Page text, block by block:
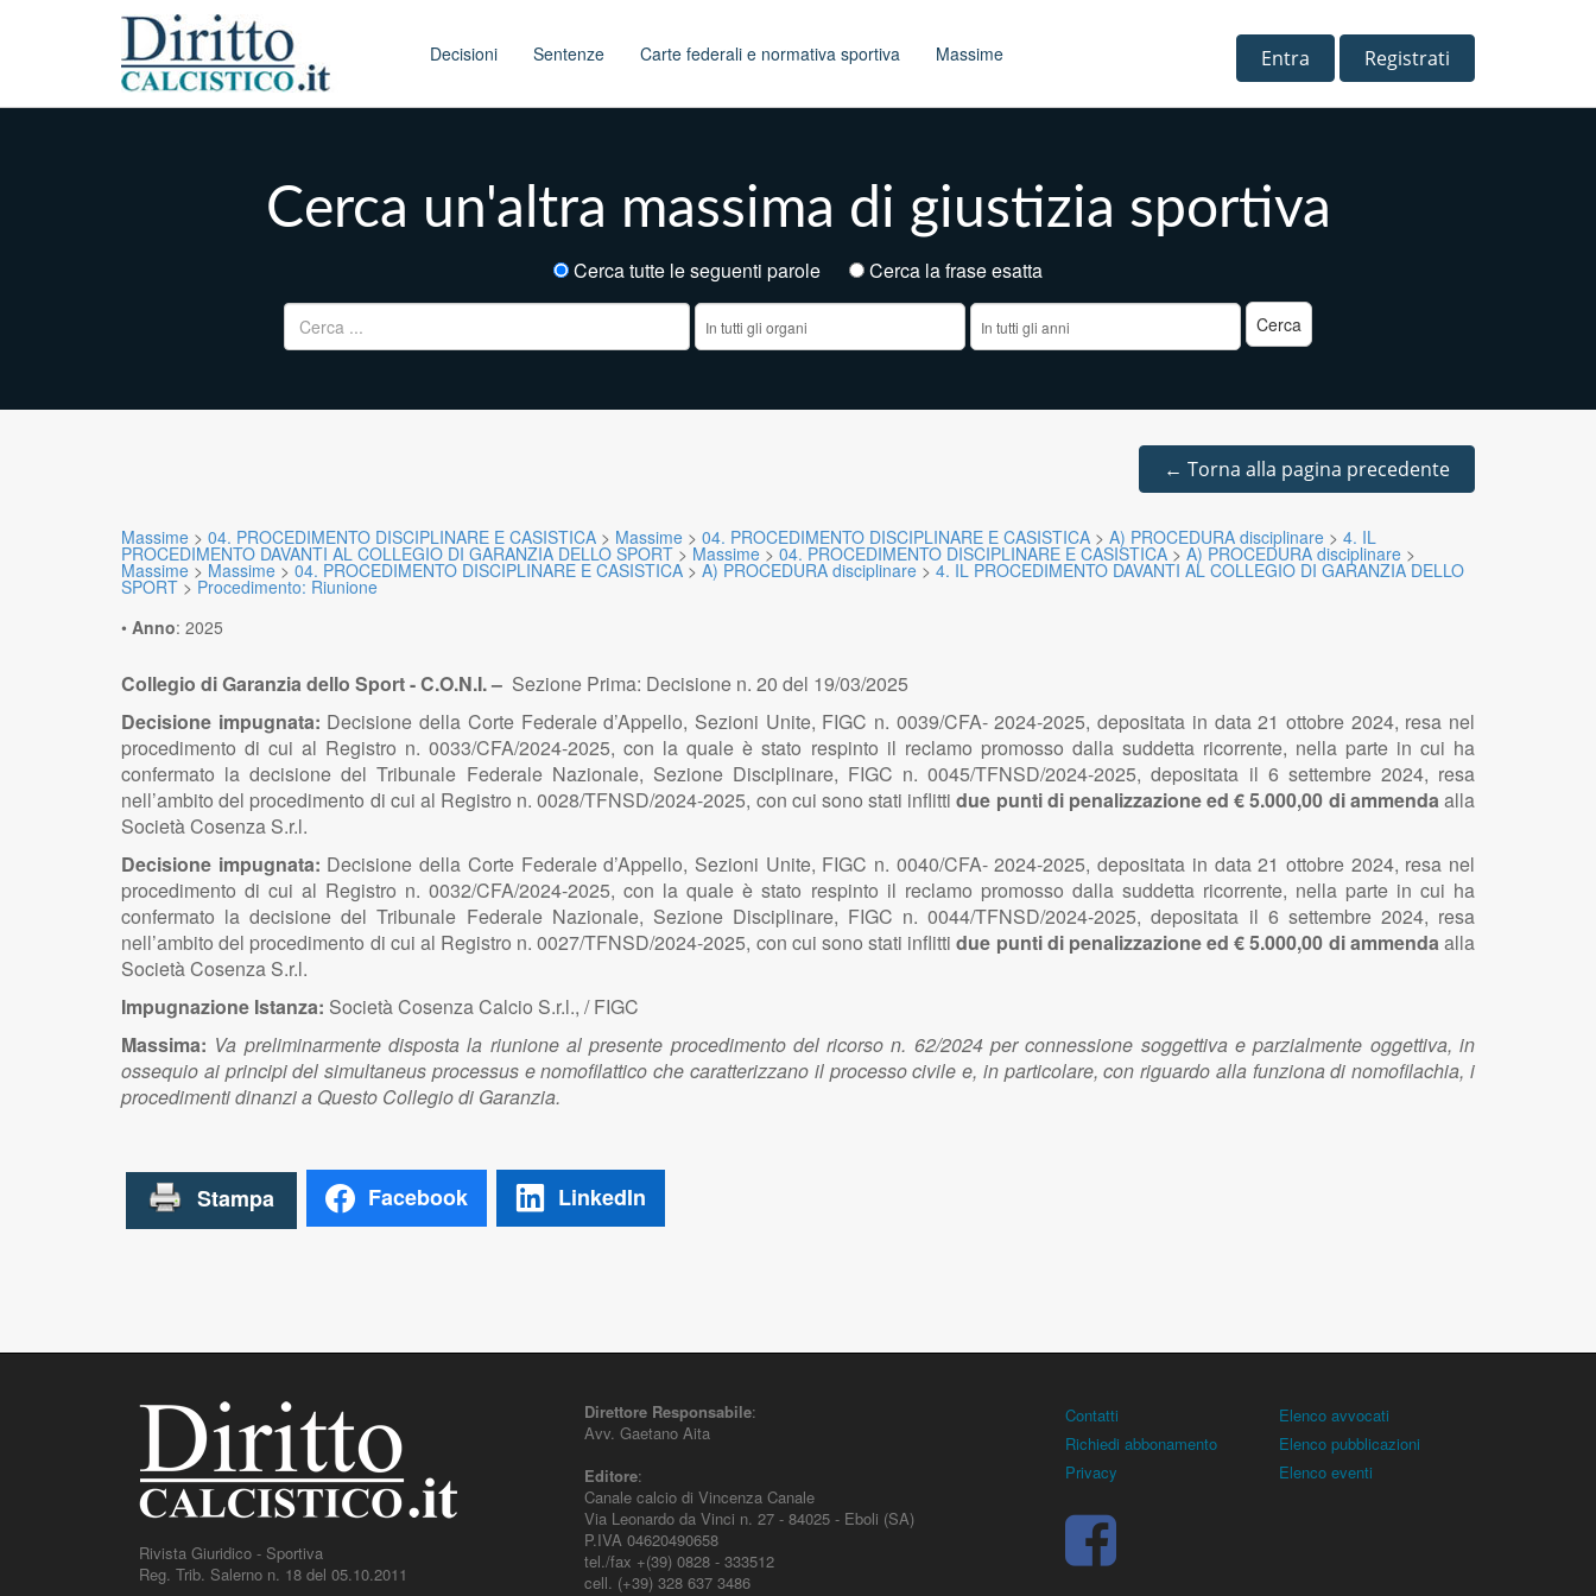
Main menu Decisioni Sentenze Carte federali e normativa sportiva Massime Entra Registrati
Cerca un'altra massima di giustizia sportiva
Cerca tutte le seguenti parole
Cerca la frase esatta
Ricerca per:
← Torna alla pagina precedente
Massime > 04. PROCEDIMENTO DISCIPLINARE E CASISTICA > Massime > 04. PROCEDIMENTO DISCIPLINARE E CASISTICA > A) PROCEDURA disciplinare > 4. IL
PROCEDIMENTO DAVANTI AL COLLEGIO DI GARANZIA DELLO SPORT >Massime > 04. PROCEDIMENTO DISCIPLINARE E CASISTICA > A) PROCEDURA disciplinare >
Massime > Massime > 04. PROCEDIMENTO DISCIPLINARE E CASISTICA > A) PROCEDURA disciplinare > 4. IL PROCEDIMENTO DAVANTI AL COLLEGIO DI GARANZIA DELLO
SPORT >Procedimento: Riunione
• Anno: 2025
Collegio di Garanzia dello Sport - C.O.N.I. – Sezione Prima: Decisione n. 20 del 19/03/2025
Decisione impugnata: Decisione della Corte Federale d’Appello, Sezioni Unite, FIGC n. 0039/CFA- 2024-2025, depositata in data 21 ottobre 2024, resa nel
procedimento di cui al Registro n. 0033/CFA/2024-2025, con la quale è stato respinto il reclamo promosso dalla suddetta ricorrente, nella parte in cui ha
confermato la decisione del Tribunale Federale Nazionale, Sezione Disciplinare, FIGC n. 0045/TFNSD/2024-2025, depositata il 6 settembre 2024, resa
nell’ambito del procedimento di cui al Registro n. 0028/TFNSD/2024-2025, con cui sono stati inflittidue punti di penalizzazione ed € 5.000,00 di ammendaalla
Società Cosenza S.r.l.
Decisione impugnata: Decisione della Corte Federale d’Appello, Sezioni Unite, FIGC n. 0040/CFA- 2024-2025, depositata in data 21 ottobre 2024, resa nel
procedimento di cui al Registro n. 0032/CFA/2024-2025, con la quale è stato respinto il reclamo promosso dalla suddetta ricorrente, nella parte in cui ha
confermato la decisione del Tribunale Federale Nazionale, Sezione Disciplinare, FIGC n. 0044/TFNSD/2024-2025, depositata il 6 settembre 2024, resa
nell’ambito del procedimento di cui al Registro n. 0027/TFNSD/2024-2025, con cui sono stati inflittidue punti di penalizzazione ed € 5.000,00 di ammendaalla
Società Cosenza S.r.l.
Impugnazione Istanza: Società Cosenza Calcio S.r.l., / FIGC
Massima: Va preliminarmente disposta la riunione al presente procedimento del ricorso n. 62/2024 per connessione soggettiva e parzialmente oggettiva, in
ossequio ai principi del simultaneus processus e nomofilattico che caratterizzano il processo civile e, in particolare, con riguardo alla funziona di nomofilachia, i
procedimenti dinanzi a Questo Collegio di Garanzia.
Facebook LinkedIn
Rivista Giuridico - Sportiva
Reg. Trib. Salerno n. 18 del 05.10.2011
Direttore Responsabile:
Avv. Gaetano Aita
Editore:
Canale calcio di Vincenza Canale
Via Leonardo da Vinci n. 27 - 84025 - Eboli (SA)
P.IVA 04620490658
tel./fax +(39) 0828 - 333512
cell. (+39) 328 637 3486
Contatti
Richiedi abbonamento
Privacy
Elenco avvocati
Elenco pubblicazioni
Elenco eventi